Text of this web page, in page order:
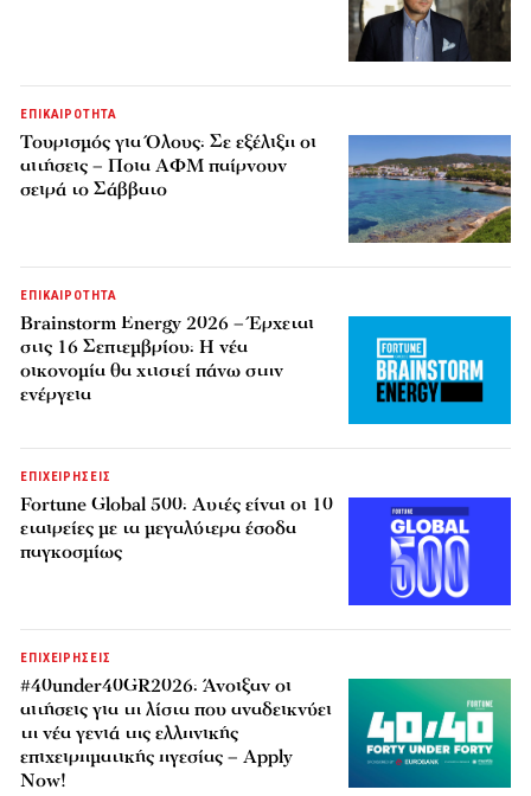
ΕΠΙΚΑΙΡΟΤΗΤΑ
Τουρισμός για Όλους: Σε εξέλιξη οι
αιτήσεις – Ποια ΑΦΜ παίρνουν
σειρά το Σάββατο
ΕΠΙΚΑΙΡΟΤΗΤΑ
Brainstorm Energy 2026 – Έρχεται
στις 16 Σεπτεμβρίου: Η νέα
οικονομία θα χτιστεί πάνω στην
ενέργεια
ΕΠΙΧΕΙΡΗΣΕΙΣ
Fortune Global 500: Αυτές είναι οι 10
εταιρείες με τα μεγαλύτερα έσοδα
παγκοσμίως
ΕΠΙΧΕΙΡΗΣΕΙΣ
#40under40GR2026: Άνοιξαν οι
αιτήσεις για τη λίστα που αναδεικνύει
τη νέα γενιά της ελληνικής
επιχειρηματικής ηγεσίας – Apply
Now!